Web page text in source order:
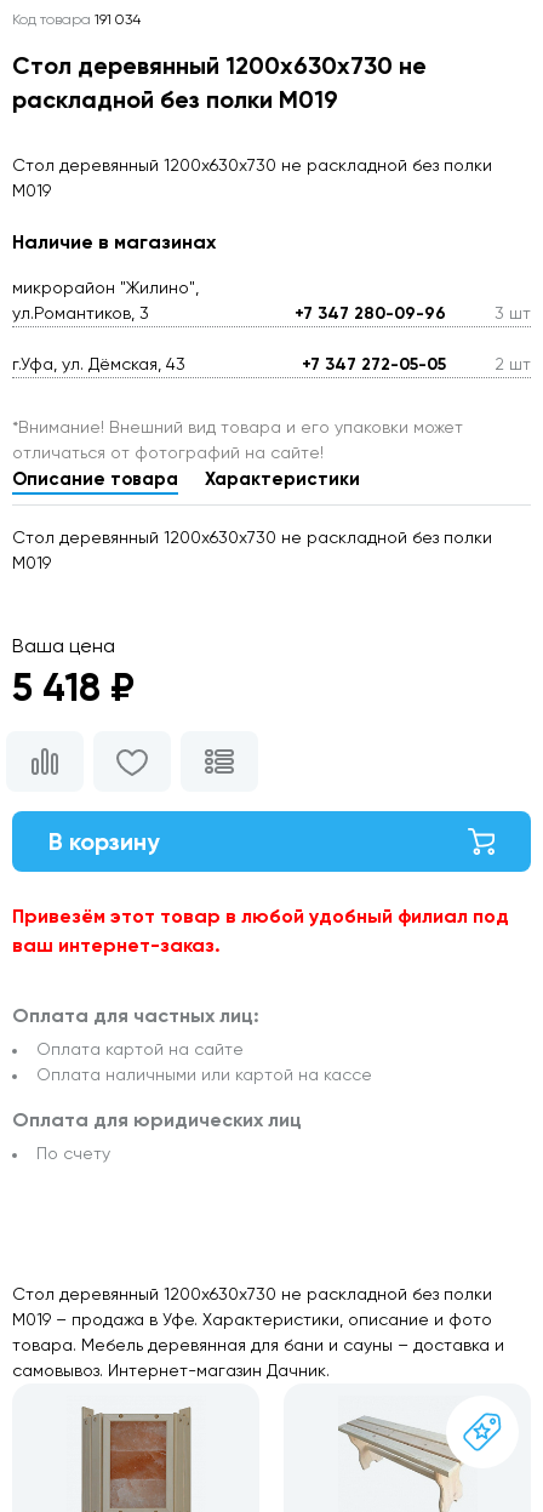
Код товара 191 034
Стол деревянный 1200х630х730 не
раскладной без полки М019
Стол деревянный 1200х630х730 не раскладной без полки
М019
Наличие в магазинах
микрорайон "Жилино",
ул.Романтиков, 3
+7 347 280-09-96 3 шт
г.Уфа, ул. Дёмская, 43 +7 347 272-05-05 2 шт
*Внимание! Внешний вид товара и его упаковки может
отличаться от фотографий на сайте!
Описание товара Характеристики
Стол деревянный 1200х630х730 не раскладной без полки
М019
Ваша цена
5 418 ₽
В корзину
Привезём этот товар в любой удобный филиал под
ваш интернет-заказ.
Оплата для частных лиц:
Оплата картой на сайте
Оплата наличными или картой на кассе
Оплата для юридических лиц
По счету
Стол деревянный 1200х630х730 не раскладной без полки
М019 – продажа в Уфе. Характеристики, описание и фото
товара. Мебель деревянная для бани и сауны – доставка и
самовывоз. Интернет-магазин Дачник.